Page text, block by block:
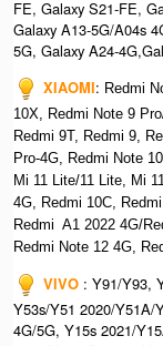
FE, Galaxy S21-FE,
Galaxy A13-5G/A04s
5G, Galaxy A24-
XIAOMI: Redmi
10X, Redmi Note 9
Redmi 9T, Redmi 9,
Pro-4G, Redmi Note
Mi 11 Lite/11 Lite, Mi
4G, Redmi 10C,
Redmi A1 2022 4G/
Redmi Note 12 4G,
VIVO : Y91/Y93,
Y53s/Y51 2020/Y51A/
4G/5G, Y15s 2021/